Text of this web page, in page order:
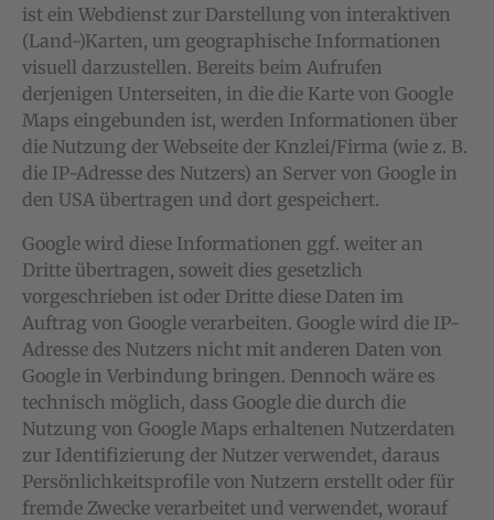
ist ein Webdienst zur Darstellung von interaktiven
(Land-)Karten, um geographische Informationen
visuell darzustellen. Bereits beim Aufrufen
derjenigen Unterseiten, in die die Karte von Google
Maps eingebunden ist, werden Informationen über
die Nutzung der Webseite der Knzlei/Firma (wie z. B.
die IP-Adresse des Nutzers) an Server von Google in
den USA übertragen und dort gespeichert.
Google wird diese Informationen ggf. weiter an
Dritte übertragen, soweit dies gesetzlich
vorgeschrieben ist oder Dritte diese Daten im
Auftrag von Google verarbeiten. Google wird die IP-
Adresse des Nutzers nicht mit anderen Daten von
Google in Verbindung bringen. Dennoch wäre es
technisch möglich, dass Google die durch die
Nutzung von Google Maps erhaltenen Nutzerdaten
zur Identifizierung der Nutzer verwendet, daraus
Persönlichkeitsprofile von Nutzern erstellt oder für
fremde Zwecke verarbeitet und verwendet, worauf